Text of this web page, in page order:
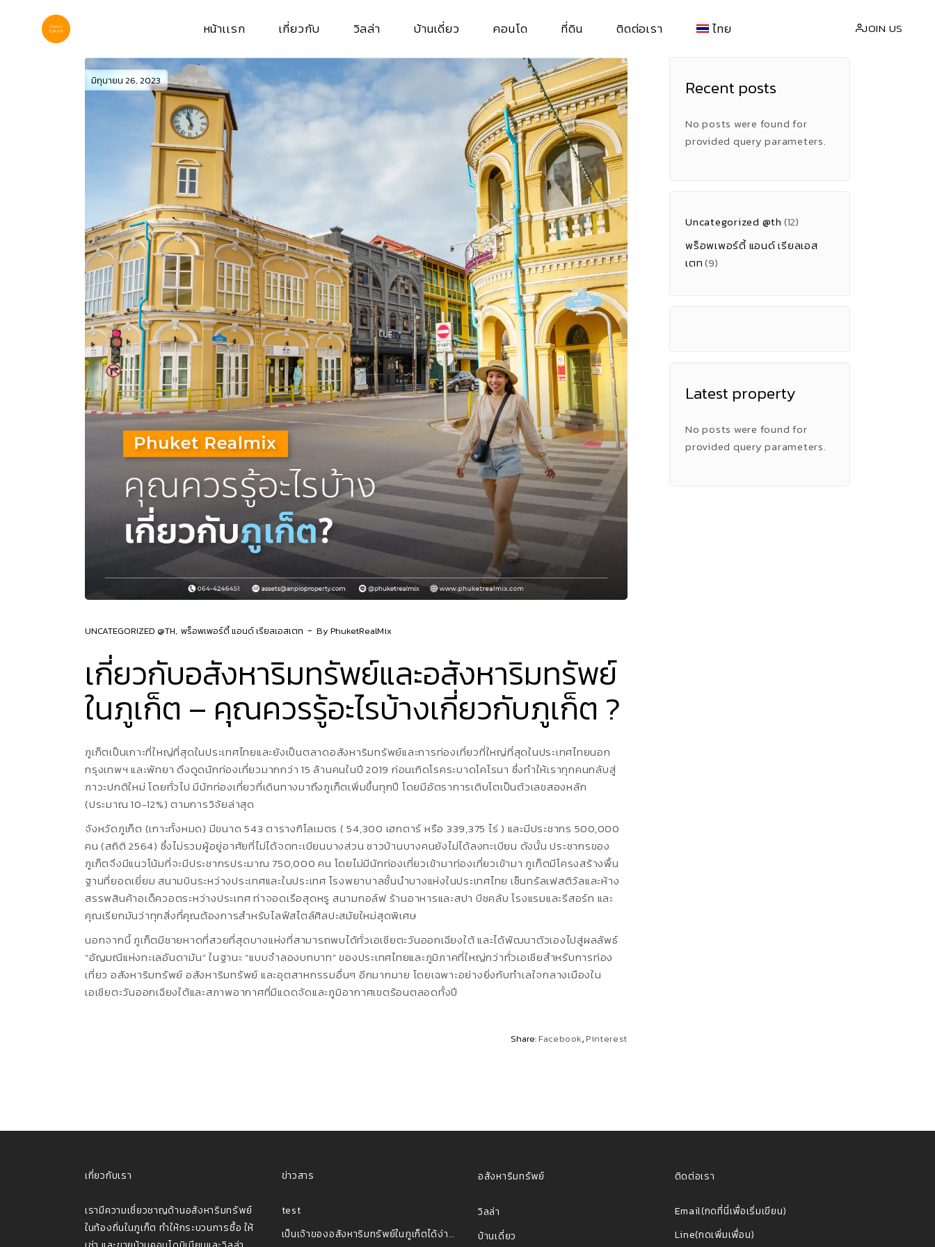
หน้าเเรก เกี่ยวกับ วิลล่า
วิลล่าสำหรับเช่า
วิลล่าสำหรับซื้อ
บ้านเดี่ยว
บ้านเดี่ยวสำหรับเช่า
บ้านเดี่ยวสำหรับซื้อ
คอนโด
คอนโดสำหรับเช่า
คอนโดสำหรับซื้อ
ที่ดิน
ที่ดินสำหรับเช่า
ที่ดินสำหรับซื้อ
ติดต่อเรา ไทย
EN(อังกฤษ)
JOIN US
มิถุนายน 26, 2023
UNCATEGORIZED @TH พร็อพเพอร์ตี้ แอนด์ เรียลเอสเตท By PhuketRealMix
เกี่ยวกับอสังหาริมทรัพย์และอสังหาริมทรัพย์
ในภูเก็ต – คุณควรรู้อะไรบ้างเกี่ยวกับภูเก็ต ?
ภูเก็ตเป็นเกาะที่ใหญ่ที่สุดในประเทศไทยและยังเป็นตลาดอสังหาริมทรัพย์และการท่องเที่ยวที่ใหญ่ที่สุดในประเทศไทยนอก
กรุงเทพฯ และพัทยา ดึงดูดนักท่องเที่ยวมากกว่า 15 ล้านคนในปี 2019 ก่อนเกิดโรคระบาดโคโรนา ซึ่งทําให้เราทุกคนกลับสู่
ภาวะปกติใหม่ โดยทั่วไป มีนักท่องเที่ยวที่เดินทางมาถึงภูเก็ตเพิ่มขึ้นทุกปี โดยมีอัตราการเติบโตเป็นตัวเลขสองหลัก
(ประมาณ 10-12%) ตามการวิจัยล่าสุด
จังหวัดภูเก็ต (เกาะทั้งหมด) มีขนาด 543 ตารางกิโลเมตร ( 54,300 เฮกตาร์ หรือ 339,375 ไร่ ) และมีประชากร 500,000
คน (สถิติ 2564) ซึ่งไม่รวมผู้อยู่อาศัยที่ไม่ได้จดทะเบียนบางส่วน ชาวบ้านบางคนยังไม่ได้ลงทะเบียน ดังนั้น ประชากรของ
ภูเก็ตจึงมีแนวโน้มที่จะมีประชากรประมาณ 750,000 คน โดยไม่มีนักท่องเที่ยวเข้ามาท่องเที่ยวเข้ามา ภูเก็ตมีโครงสร้างพื้น
ฐานที่ยอดเยี่ยม สนามบินระหว่างประเทศและในประเทศ โรงพยาบาลชั้นนําบางแห่งในประเทศไทย เซ็นทรัลเฟสติวัลและห้าง
สรรพสินค้าอเด็ควอตระหว่างประเทศ ท่าจอดเรือสุดหรู สนามกอล์ฟ ร้านอาหารและสปา บีชคลับ โรงแรมและรีสอร์ท และ
คุณเรียกมันว่าทุกสิ่งที่คุณต้องการสําหรับไลฟ์สไตล์ศิลปะสมัยใหม่สุดพิเศษ
นอกจากนี้ ภูเก็ตมีชายหาดที่สวยที่สุดบางแห่งที่สามารถพบได้ทั่วเอเชียตะวันออกเฉียงใต้ และได้พัฒนาตัวเองไปสู่ผลลัพธ์
“อัญมณีแห่งทะเลอันดามัน” ในฐานะ “แบบจําลองบทบาท” ของประเทศไทยและภูมิภาคที่ใหญ่กว่าทั่วเอเชียสําหรับการท่อง
เที่ยว อสังหาริมทรัพย์ อสังหาริมทรัพย์ และอุตสาหกรรมอื่นๆ อีกมากมาย โดยเฉพาะอย่างยิ่งกับทําเลใจกลางเมืองใน
เอเชียตะวันออกเฉียงใต้และสภาพอากาศที่มีแดดจัดและภูมิอากาศเขตร้อนตลอดทั้งปี
Share: Facebook Pinterest
Recent posts
No posts were found for
provided query parameters.
Uncategorized @th (12)
พร็อพเพอร์ตี้ แอนด์ เรียลเอส
เตท(9)
Latest property
No posts were found for
provided query parameters.
เกี่ยวกับเรา
เรามีความเชี่ยวชาญด้านอสังหาริมทรัพย์
ในท้องถิ่นในภูเก็ต ทําให้กระบวนการซื้อ ให้
ข่าวสาร
test
เป็นเจ้าของอสังหาริมทรัพย์ในภูเก็ตได้ง่ายๆ เพียง 4 ขั้นตอน
อสังหาริมทรัพย์
วิลล่า
บ้านเดี่ยว
ติดต่อเรา
Email(กดที่นี่เพื่อเริ่มเขียน)
Line(กดเพิ่มเพื่อน)